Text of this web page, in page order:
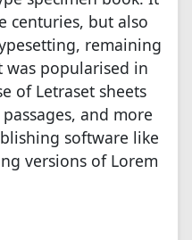
centuries, but also
remaining
was popularised in
of Letraset sheets
and more
software like
versions of Lorem